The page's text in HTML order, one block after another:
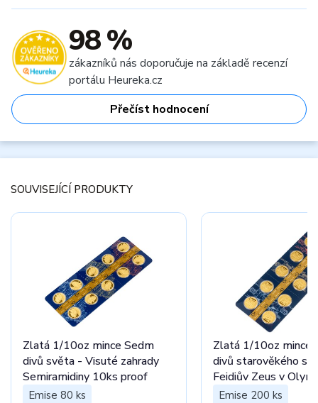
98 %
zákazníků nás doporučuje na základě recenzí
portálu Heureka.cz
Přečíst hodnocení
SOUVISEJÍCÍ PRODUKTY
Zlatá 1/10oz mince Sedm
divů světa - Visuté zahrady
Semiramidiny 10ks proof
Emise 80 ks
Zlatá 1/10oz mince
divů starověkého
Feidiův Zeus v
proof
Emise 200 ks